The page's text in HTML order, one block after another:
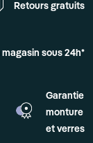
Retours gratuits
magasin sous 24h*
Garantie
monture
et verres